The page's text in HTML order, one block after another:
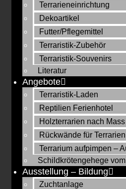
Terrarieneinrichtung
Dekoartikel
Futter/Pflegemittel
Terraristik-Zubehör
Terraristik-Souvenirs
Literatur
Angebote
Terraristik-Laden
Reptilien Ferienhotel
Holzterrarien nach Mass
Rückwände für Terrarien
Terrarium aufpimpen –
Schildkrötengehege
Ausstellung – Bildung
Zuchtanlage